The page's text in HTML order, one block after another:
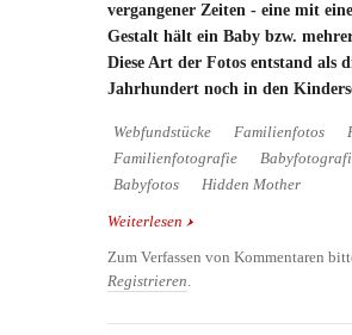
vergangener Zeiten - eine mit
Gestalt hält ein Baby bzw.
Diese Art der Fotos entstand als
Jahrhundert noch in den
Webfundstücke Familienfotos
Familienfotografie
Babyfotos
Hidden Mother
Weiterlesen über Hidden mothers -
Zum Verfassen von Kommentaren
Registrieren.